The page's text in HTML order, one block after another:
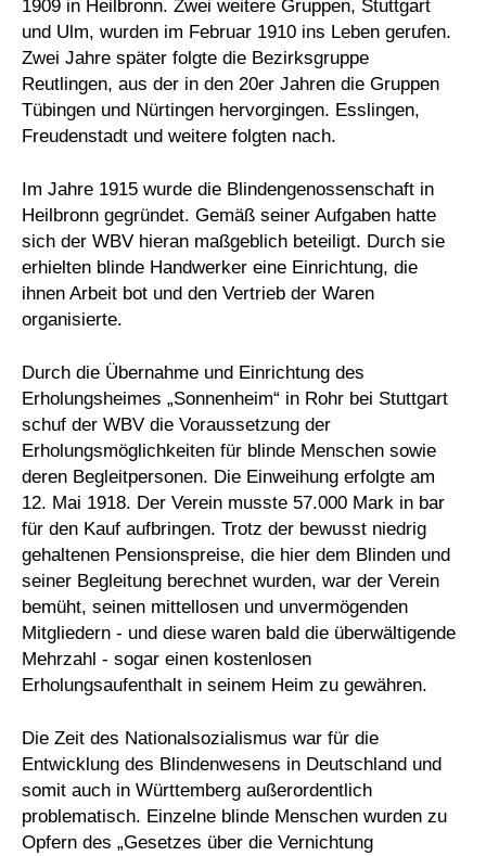
1909 in Heilbronn. Zwei weitere Gruppen, Stuttgart
und Ulm, wurden im Februar 1910 ins Leben gerufen.
Zwei Jahre später folgte die Bezirksgruppe
Reutlingen, aus der in den 20er Jahren die Gruppen
Tübingen und Nürtingen hervorgingen. Esslingen,
Freudenstadt und weitere folgten nach.
Im Jahre 1915 wurde die Blindengenossenschaft in
Heilbronn gegründet. Gemäß seiner Aufgaben hatte
sich der WBV hieran maßgeblich beteiligt. Durch sie
erhielten blinde Handwerker eine Einrichtung, die
ihnen Arbeit bot und den Vertrieb der Waren
organisierte.
Durch die Übernahme und Einrichtung des
Erholungsheimes „Sonnenheim“ in Rohr bei Stuttgart
schuf der WBV die Voraussetzung der
Erholungsmöglichkeiten für blinde Menschen sowie
deren Begleitpersonen. Die Einweihung erfolgte am
12. Mai 1918. Der Verein musste 57.000 Mark in bar
für den Kauf aufbringen. Trotz der bewusst niedrig
gehaltenen Pensionspreise, die hier dem Blinden und
seiner Begleitung berechnet wurden, war der Verein
bemüht, seinen mittellosen und unvermögenden
Mitgliedern - und diese waren bald die überwältigende
Mehrzahl - sogar einen kostenlosen
Erholungsaufenthalt in seinem Heim zu gewähren.
Die Zeit des Nationalsozialismus war für die
Entwicklung des Blindenwesens in Deutschland und
somit auch in Württemberg außerordentlich
problematisch. Einzelne blinde Menschen wurden zu
Opfern des „Gesetzes über die Vernichtung